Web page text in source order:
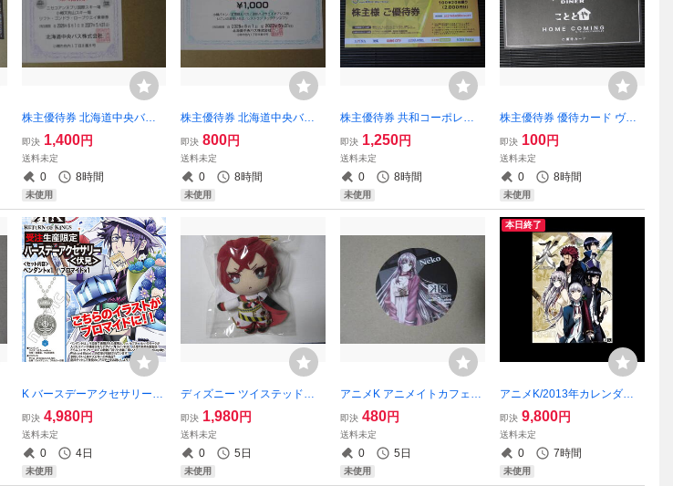
株主優待券 北海道中央バス 1
枚 1-4枚（ニセコアンヌプリ
国際スキー場 小樽天狗山ス
キー場 リフト・ゴンドラ・
ロープウエイ乗車券)
即決 1,400円
送料未定
0 8時間
未使用
株主優待券 北海道中央バス 1
000円 1-3枚（小樽バイン 定
期観光バス 砂川ハイウェイ
オアシス館 いこいの湯宿い
ろは ヌックアンヌプリ)
即決 800円
送料未定
0 8時間
未使用
株主優待券 共和コーポレー
ション 2000円 1-2冊
即決 1,250円
送料未定
0 8時間
未使用
株主優待券 優待カード ヴィ
レッジヴァンガードダイナー
20%OFF こととや HOME C
OMING 10%OFF 1-3枚
即決 100円
送料未定
0 8時間
未使用
K バースデーアクセサリーセ
ット伏見猿比古 受注生産限
定品
即決 4,980円
送料未定
0 4日
未使用
ディズニー ツイステッドワ
ンダーランド ミニぬいぐる
み リドル・ローズハート ハ
ーツラビュル
即決 1,980円
送料未定
0 5日
未使用
アニメK アニメイトカフェ第
1弾 特典 コースター ネコ
即決 480円
送料未定
0 5日
未使用
本日終了
アニメK/2013年カレンダー/
シロ クロ ネコ 周防 宗像 伏
見 八田
即決 9,800円
送料未定
0 7時間
未使用